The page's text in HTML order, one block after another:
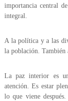
importancia central
integral.
A la política y a las
la población. También
La paz interior es
atención. Es estar
lo que viene